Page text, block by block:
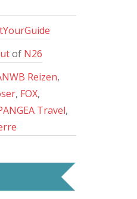
of N26
Reizen,
, FOX,
Travel,